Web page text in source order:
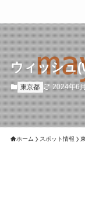
ウィッシュ
東京都 2024年6
ホーム スポット情報